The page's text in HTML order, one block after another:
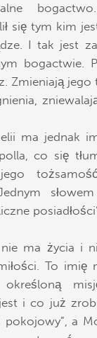
się tym kim
I tak jest
bogactwie.
Zmieniają jego
ma jednak
co się
nie ma życia i
To imię
określoną
i co już
a